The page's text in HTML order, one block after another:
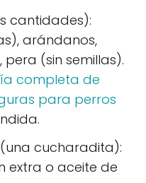
cantidades):
arándanos,
(sin semillas).
completa de
para perros
(una cucharadita):
extra o aceite de